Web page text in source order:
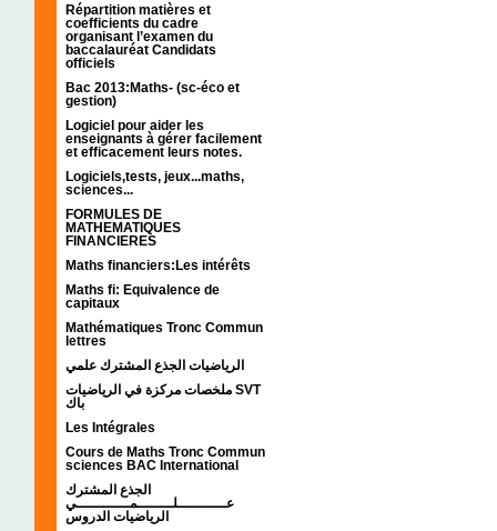
Répartition matières et
coefficients du cadre
organisant l’examen du
baccalauréat Candidats
officiels
Bac 2013:Maths- (sc-éco et
gestion)
Logiciel pour aider les
enseignants à gérer facilement
et efficacement leurs notes.
Logiciels,tests, jeux...maths,
sciences...
FORMULES DE
MATHEMATIQUES
FINANCIERES
Maths financiers:Les intérêts
Maths fi: Equivalence de
capitaux
Mathématiques Tronc Commun
lettres
الرياضيات الجذع المشترك علمي
ملخصات مركزة في الرياضيات SVT
باك
Les Intégrales
Cours de Maths Tronc Commun
sciences BAC International
الجذع المشترك
عـــــــــــلــــــــمــــــــــــي
الرياضيات الدروس